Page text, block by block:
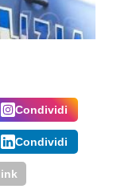
Condividi
Condividi